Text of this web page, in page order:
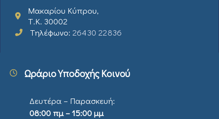
Μακαρίου Κύπρου,
Τ.Κ. 30002
Τηλέφωνο: 26430 22836
Ωράριο Υποδοχής Κοινού
Δευτέρα – Παρασκευή:
08:00 πμ – 15:00 μμ